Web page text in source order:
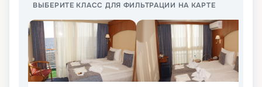
ВЫБЕРИТЕ КЛАСС ДЛЯ ФИЛЬТРАЦИИ НА КАРТЕ